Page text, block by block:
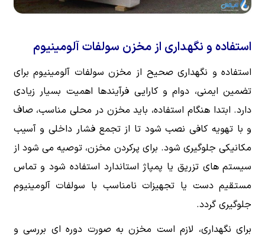
استفاده و نگهداری از مخزن سولفات آلومینیوم
استفاده و نگهداری صحیح از مخزن سولفات آلومینیوم برای
تضمین ایمنی، دوام و کارایی فرآیندها اهمیت بسیار زیادی
دارد. ابتدا هنگام استفاده، باید مخزن در محلی مناسب، صاف
و با تهویه کافی نصب شود تا از تجمع فشار داخلی و آسیب
مکانیکی جلوگیری شود. برای پرکردن مخزن، توصیه می شود از
سیستم های تزریق یا پمپاژ استاندارد استفاده شود و تماس
مستقیم دست یا تجهیزات نامناسب با سولفات آلومینیوم
جلوگیری گردد.
برای نگهداری، لازم است مخزن به صورت دوره ای بررسی و